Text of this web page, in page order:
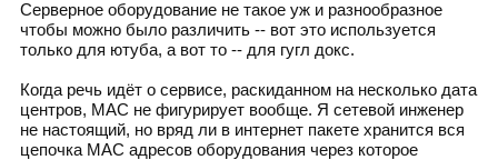
Серверное оборудование не такое уж и разнообразное
чтобы можно было различить -- вот это используется
только для ютуба, а вот то -- для гугл докс.
Когда речь идёт о сервисе, раскиданном на несколько дата
центров, MAC не фигурирует вообще. Я сетевой инженер
не настоящий, но вряд ли в интернет пакете хранится вся
цепочка MAC адресов оборудования через которое